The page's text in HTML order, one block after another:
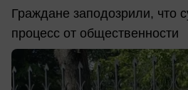
Граждане заподозрили, что
процесс от общественности